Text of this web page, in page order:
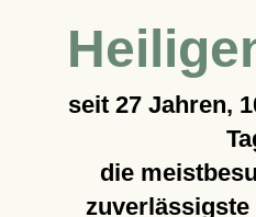
seit 27 Jahren,
die